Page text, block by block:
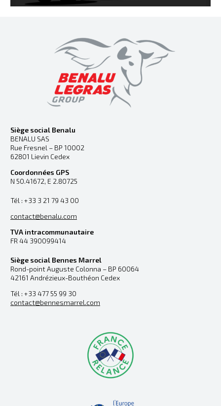
Siège social Benalu
BENALU SAS
Rue Fresnel – BP 10002
62801 Lievin Cedex
Coordonnées GPS
N 50.41672, E 2.80725
Tél : +33 3 21 79 43 00
contact@benalu.com
TVA intracommunautaire
FR 44 390099414
Siège social Bennes Marrel
Rond-point Auguste Colonna – BP 60064
42161 Andrézieux-Bouthéon Cedex
Tél : +33 477 55 99 30
contact@bennesmarrel.com